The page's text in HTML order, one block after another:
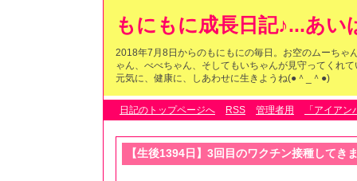
もにもに成長日記♪...あい
2018年7月8日からのもにもにの毎日。お空のムーちゃ
ゃん、べべちゃん、そしてもいちゃんが見守ってくれ
元気に、健康に、しあわせに生きようね(●＾_＾●)
日記のトップページへ RSS 管理者用 「アイア
【生後1394日】3回目のワクチン接種してき